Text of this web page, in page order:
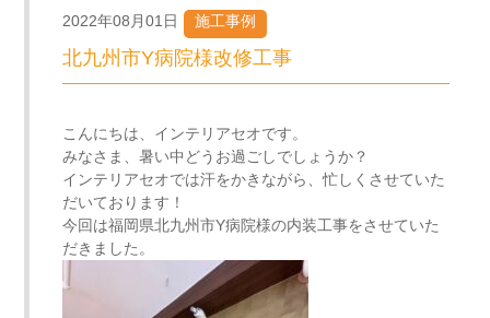
2022年08月01日 施工事例
北九州市Y病院様改修工事
こんにちは、インテリアセオです。
みなさま、暑い中どうお過ごしでしょうか？
インテリアセオでは汗をかきながら、忙しくさせていた
だいております！
今回は福岡県北九州市Y病院様の内装工事をさせていた
だきました。